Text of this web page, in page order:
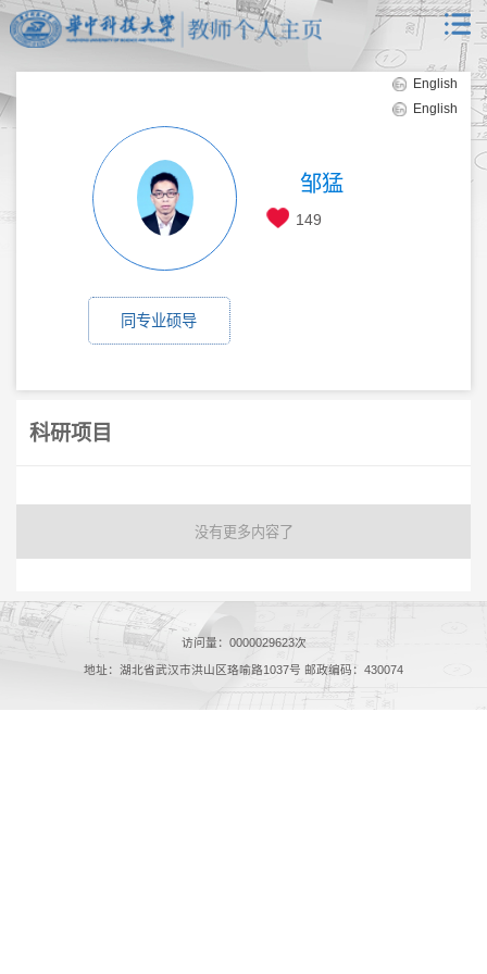
English
English
邹猛
149
同专业硕导
科研项目
没有更多内容了
访问量： 0000029623次
地址：湖北省武汉市洪山区珞喻路1037号 邮政编码：430074